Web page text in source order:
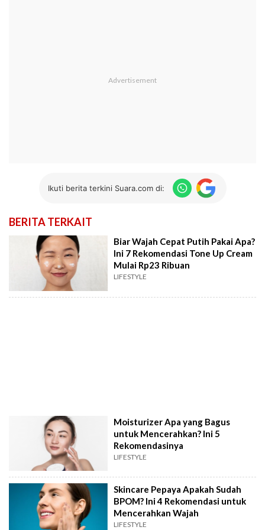
Ikuti berita terkini Suara.com di:
BERITA TERKAIT
Biar Wajah Cepat Putih Pakai Apa?
Ini 7 Rekomendasi Tone Up Cream
Mulai Rp23 Ribuan
LIFESTYLE
Moisturizer Apa yang Bagus
untuk Mencerahkan? Ini 5
Rekomendasinya
LIFESTYLE
Skincare Pepaya Apakah Sudah
BPOM? Ini 4 Rekomendasi untuk
Mencerahkan Wajah
LIFESTYLE